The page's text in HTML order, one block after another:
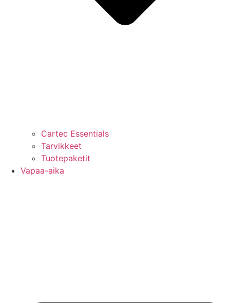
Cartec Essentials
Tarvikkeet
Tuotepaketit
Vapaa-aika